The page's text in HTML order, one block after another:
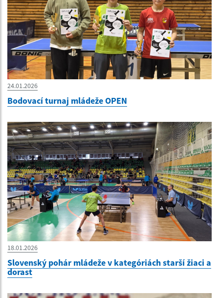
24.01.2026
Bodovací turnaj mládeže OPEN
18.01.2026
Slovenský pohár mládeže v kategóriách starší žiaci a
dorast